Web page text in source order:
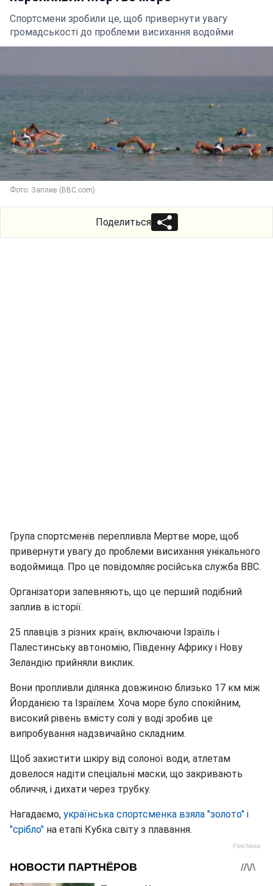
Спортсмени зробили це, щоб привернути увагу
громадськості до проблеми висихання водойми
Фото: Заплив (BBC.com)
Поделиться
Група спортсменів перепливла Мертве море, щоб
привернути увагу до проблеми висихання унікального
водоймища. Про це повідомляє російська служба BBC.
Організатори запевняють, що це перший подібний
заплив в історії.
25 плавців з різних країн, включаючи Ізраїль і
Палестинську автономію, Південну Африку і Нову
Зеландію прийняли виклик.
Вони пропливли ділянка довжиною близько 17 км між
Йорданією та Ізраїлем. Хоча море було спокійним,
високий рівень вмісту солі у воді зробив це
випробування надзвичайно складним.
Щоб захистити шкіру від солоної води, атлетам
довелося надіти спеціальні маски, що закривають
обличчя, і дихати через трубку.
Нагадаємо, українська спортсменка взяла "золото" і
"срібло" на етапі Кубка світу з плавання.